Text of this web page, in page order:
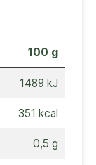
100 g
1489 kJ
351 kcal
0,5 g